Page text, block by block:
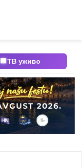
ТВ уживо